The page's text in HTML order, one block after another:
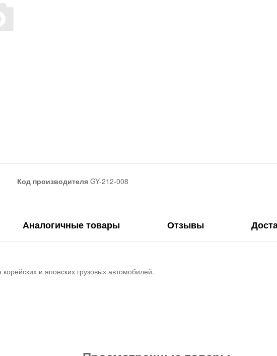
Код производителяGY-212-008
Аналогичные товары Отзывы
и японских грузовых автомобилей.